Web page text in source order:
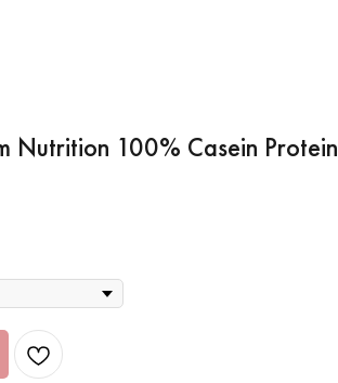
Nutrition 100% Casein Protein